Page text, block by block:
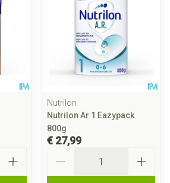
Nutrilon
Nutrilon Ar 1 Eazypack
800g
€ 27,99